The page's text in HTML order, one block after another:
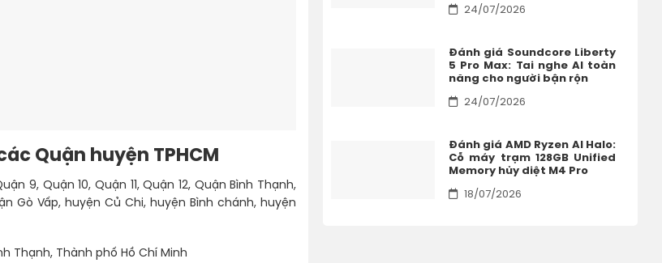
Quận huyện TPHCM
9, Quận 10, Quận 11, Quận 12, Quận Bình Thạnh,
Gò Vấp, huyện Củ Chi, huyện Bình chánh, huyện
Thạnh, Thành phố Hồ Chí Minh
24/07/2026
Đánh giá Soundcore Liberty
5 Pro Max: Tai nghe AI toàn
năng cho người bận rộn
24/07/2026
Đánh giá AMD Ryzen AI Halo:
Cỗ máy trạm 128GB Unified
Memory hủy diệt M4 Pro
18/07/2026